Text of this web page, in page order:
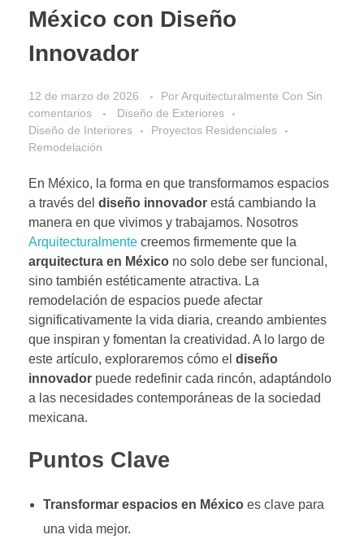
México con Diseño
Innovador
12 de marzo de 2026 PorArquitecturalmente Con Sin
comentarios
Diseño de Exteriores
Diseño de Interiores
Proyectos Residenciales
Remodelación
En México, la forma en que transformamos espacios
a través del diseño innovador está cambiando la
manera en que vivimos y trabajamos. Nosotros
Arquitecturalmente creemos firmemente que la
arquitectura en México no solo debe ser funcional,
sino también estéticamente atractiva. La
remodelación de espacios puede afectar
significativamente la vida diaria, creando ambientes
que inspiran y fomentan la creatividad. A lo largo de
este artículo, exploraremos cómo el diseño
innovador puede redefinir cada rincón, adaptándolo
a las necesidades contemporáneas de la sociedad
mexicana.
Puntos Clave
Transformar espacios en Méxicoes clave para
una vida mejor.